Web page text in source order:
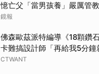
憶亡父「當男孩養」嚴厲管
嘆：用擔憂保護家人
鏡報
佛森歐茲派特編導《18顆鑽
卡難搞設計師「再給我5分鐘
CTWANT